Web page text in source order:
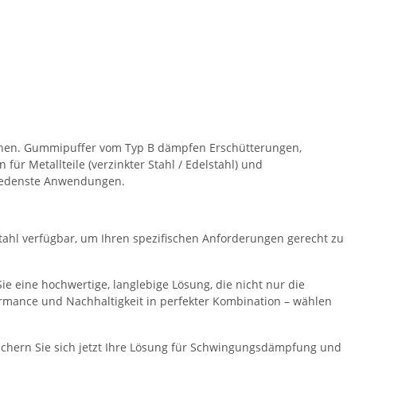
Gummipuffer vom Typ B dämpfen Erschütterungen,
für Metallteile (verzinkter Stahl / Edelstahl) und
Anwendungen.
verfügbar, um Ihren spezifischen Anforderungen gerecht zu
eine hochwertige, langlebige Lösung, die nicht nur die
und Nachhaltigkeit in perfekter Kombination – wählen
Sie sich jetzt Ihre Lösung für Schwingungsdämpfung und